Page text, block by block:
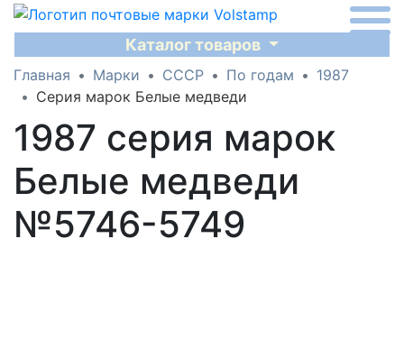
Каталог товаров
Главная Марки СССР По годам
1987
Серия марок Белые медведи
1987 серия марок
Белые медведи
№5746-5749